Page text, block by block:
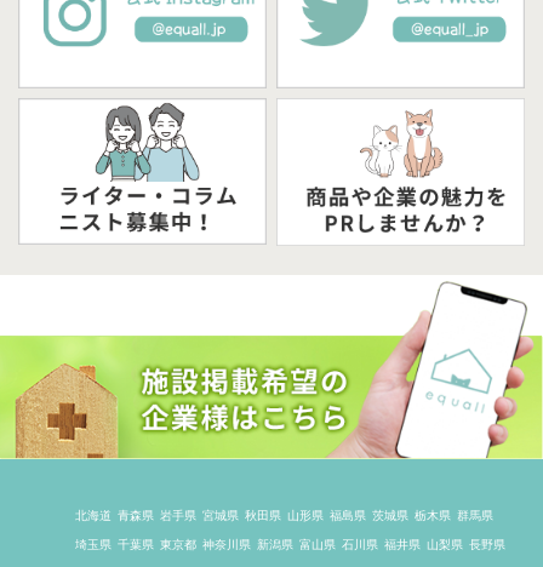
北海道 青森県 岩手県 宮城県 秋田県 山形県 福島県 茨城県 栃木県 群馬県
埼玉県 千葉県 東京都 神奈川県 新潟県 富山県 石川県 福井県 山梨県 長野県